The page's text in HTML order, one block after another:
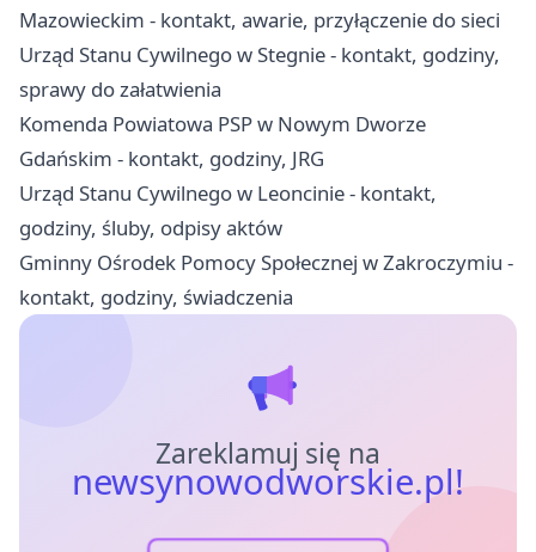
Mazowieckim - kontakt, awarie, przyłączenie do sieci
Urząd Stanu Cywilnego w Stegnie - kontakt, godziny,
sprawy do załatwienia
Komenda Powiatowa PSP w Nowym Dworze
Gdańskim - kontakt, godziny, JRG
Urząd Stanu Cywilnego w Leoncinie - kontakt,
godziny, śluby, odpisy aktów
Gminny Ośrodek Pomocy Społecznej w Zakroczymiu -
kontakt, godziny, świadczenia
Zareklamuj się na
newsynowodworskie.pl!